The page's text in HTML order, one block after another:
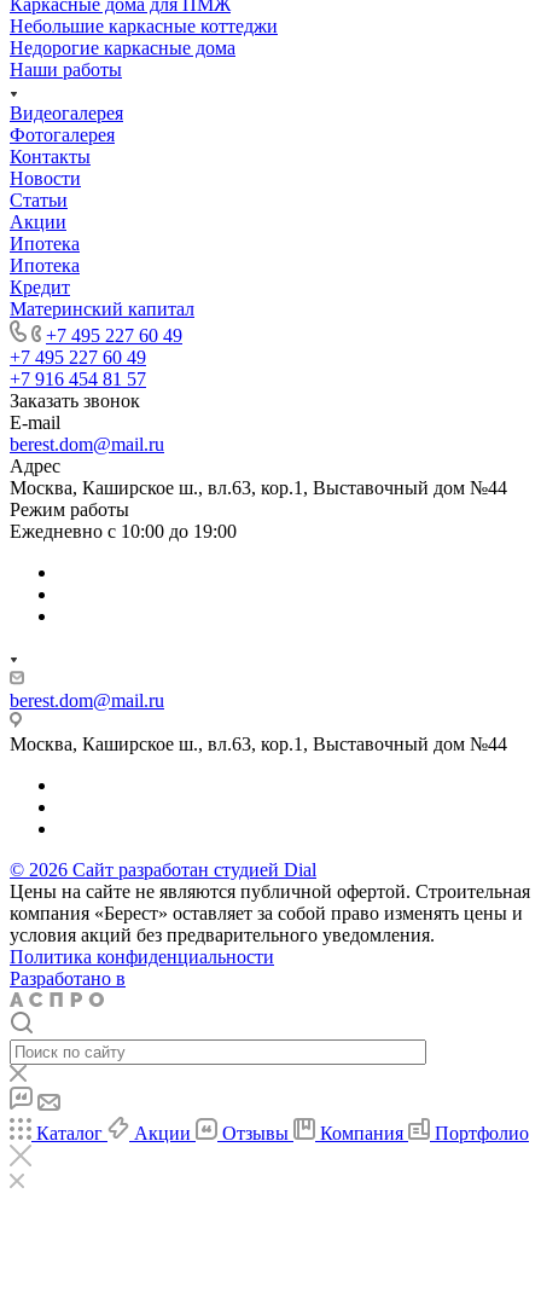
Небольшие каркасные коттеджи
Недорогие каркасные дома
Наши работы
Видеогалерея
Фотогалерея
Контакты
Новости
Статьи
Акции
Ипотека
Ипотека
Кредит
Материнский капитал
+7 495 227 60 49
+7 495 227 60 49
+7 916 454 81 57
Заказать звонок
E-mail
berest.dom@mail.ru
Адрес
Москва, Каширское ш., вл.63, кор.1, Выставочный дом №44
Режим работы
Ежедневно с 10:00 до 19:00
berest.dom@mail.ru
Москва, Каширское ш., вл.63, кор.1, Выставочный дом №44
© 2026 Сайт разработан студией Dial
Цены на сайте не являются публичной офертой. Строительная
компания «Берест» оставляет за собой право изменять цены и
условия акций без предварительного уведомления.
Политика конфиденциальности
Разработано в
Каталог Акции Отзывы Компания Портфолио